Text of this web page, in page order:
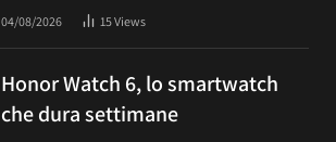
04/08/2026 15Views
Honor Watch 6, lo smartwatch
che dura settimane